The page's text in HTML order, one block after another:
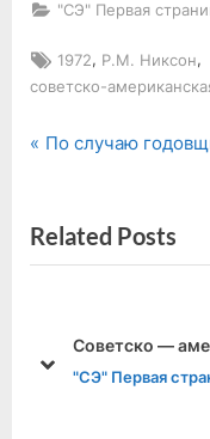
"СЭ" Первая
Tags:
1972, Р.М. Никсон,
советско-
Навигация
записям
P
v
i
s
По случаю
Related Posts
Советско —
"СЭ" Первая
prev
next